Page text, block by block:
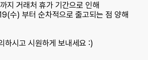
거래처 휴가 기간으로 인해
수) 부터 순차적으로 출고되는 점 양해
하시고 시원하게 보내세요 :)